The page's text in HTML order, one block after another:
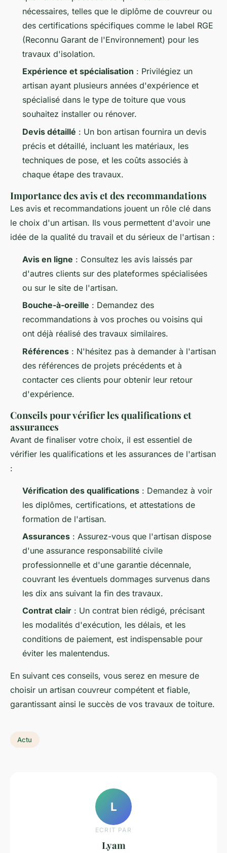
nécessaires, telles que le diplôme de couvreur ou
des certifications spécifiques comme le label RGE
(Reconnu Garant de l'Environnement) pour les
travaux d'isolation.
Expérience et spécialisation : Privilégiez un
artisan ayant plusieurs années d'expérience et
spécialisé dans le type de toiture que vous
souhaitez installer ou rénover.
Devis détaillé : Un bon artisan fournira un devis
précis et détaillé, incluant les matériaux, les
techniques de pose, et les coûts associés à
chaque étape des travaux.
Importance des avis et des recommandations
Les avis et recommandations jouent un rôle clé dans
le choix d'un artisan. Ils vous permettent d'avoir une
idée de la qualité du travail et du sérieux de l'artisan :
Avis en ligne : Consultez les avis laissés par
d'autres clients sur des plateformes spécialisées
ou sur le site de l'artisan.
Bouche-à-oreille : Demandez des
recommandations à vos proches ou voisins qui
ont déjà réalisé des travaux similaires.
Références : N'hésitez pas à demander à l'artisan
des références de projets précédents et à
contacter ces clients pour obtenir leur retour
d'expérience.
Conseils pour vérifier les qualifications et
assurances
Avant de finaliser votre choix, il est essentiel de
vérifier les qualifications et les assurances de l'artisan
:
Vérification des qualifications : Demandez à voir
les diplômes, certifications, et attestations de
formation de l'artisan.
Assurances : Assurez-vous que l'artisan dispose
d'une assurance responsabilité civile
professionnelle et d'une garantie décennale,
couvrant les éventuels dommages survenus dans
les dix ans suivant la fin des travaux.
Contrat clair : Un contrat bien rédigé, précisant
les modalités d'exécution, les délais, et les
conditions de paiement, est indispensable pour
éviter les malentendus.
En suivant ces conseils, vous serez en mesure de
choisir un artisan couvreur compétent et fiable,
garantissant ainsi le succès de vos travaux de toiture.
Actu
L
ECRIT PAR
Lyam